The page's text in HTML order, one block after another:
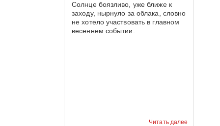
Читать далее
Солнце боязливо, уже ближе к
заходу, нырнуло за облака, словно
не хотело участвовать в главном
весеннем событии.